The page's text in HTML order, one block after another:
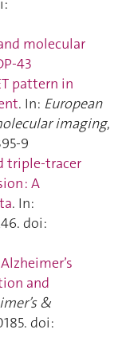
molecular
43
pattern in
. In: European
imaging,
9
triple-tracer
: A
. In:
doi:
and
&
doi: